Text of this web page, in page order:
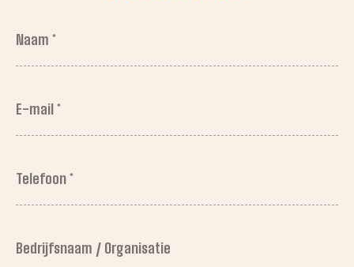
Naam *
E-
Telefoon
Bedrijfsnaam